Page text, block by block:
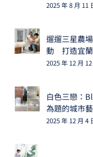
2025 年 8 月 11
遛遛三星農
動 打造宜蘭
2025 年 12 月 12
白色三戀：
為題的城市
2025 年 12 月 4